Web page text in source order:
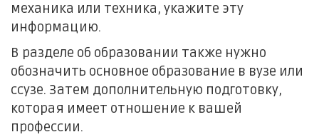
механика или техника, укажите эту
информацию.
В разделе об образовании также нужно
обозначить основное образование в вузе или
ссузе. Затем дополнительную подготовку,
которая имеет отношение к вашей
профессии.